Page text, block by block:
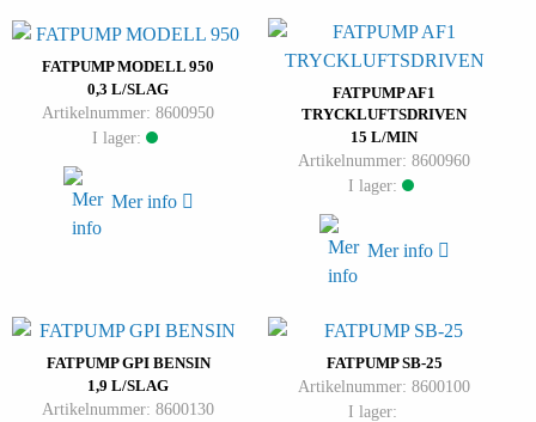
FATPUMP MODELL 950
0,3 L/SLAG
Artikelnummer: 8600950
I lager:
Mer info
FATPUMP AF1
TRYCKLUFTSDRIVEN
15 L/MIN
Artikelnummer: 8600960
I lager:
Mer info
FATPUMP GPI BENSIN
1,9 L/SLAG
Artikelnummer: 8600130
FATPUMP SB-25
Artikelnummer: 8600100
I lager: